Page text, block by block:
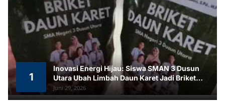
1
Inovasi Energi Hijau: Siswa SMAN 3 Dusun
Utara Ubah Limbah Daun Karet Jadi Briket
Ramah Lingkungan
Juni 29, 2026